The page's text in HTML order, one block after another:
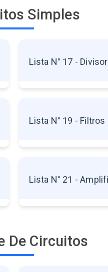
Simples
Lista N° 17 -
Lista N° 19 - Filtros
Lista N° 21 -
De Circuitos